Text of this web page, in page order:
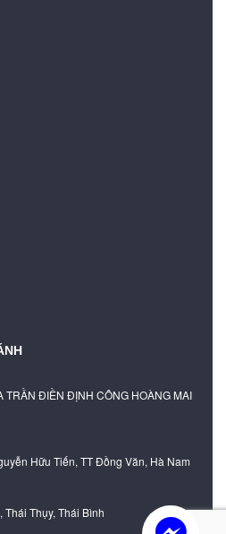
TRẦN ĐIỀN ĐỊNH CÔNG HOÀNG MAI
Hữu Tiến, TT Đồng Văn, Hà Nam
Thụy, Thái Bình